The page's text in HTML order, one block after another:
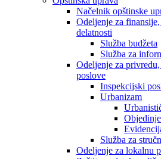
Načelnik opštinske
Odeljenje za
delatnosti
Služba budžeta
Služba za
Odeljenje za
poslove
Inspekcijski
Urbanizam
Služba za
Odeljenje za lokalnu